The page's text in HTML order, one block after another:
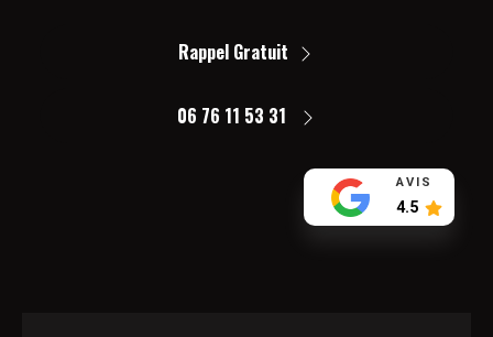
Rappel Gratuit
06 76 11 53 31
AVIS
4.5